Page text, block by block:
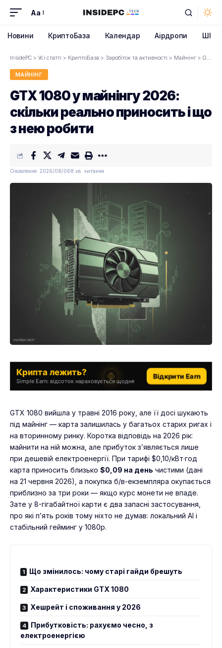
Font
Aa
Новини КриптоБаза Календар Аірдропи ШІ
InsidePC > Усі статті > КриптоБаза > Заробіток та активності > Майнінг > GTX 1080 у майнінгу 2026: скільки реально приносить і що з нею робити
МАЙНІНГ
GTX 1080 у майнінгу 2026:
скільки реально приносить і що
з нею робити
Оновлення: 2026/08/068 хв. читання
Крипта лежить?
Simple Earn: відсоток нараховується щодня
Відкрити Earn
GTX 1080 вийшла у травні 2016 року, але її досі шукають
під майнінг — карта залишилась у багатьох старих ригах і
на вторинному ринку. Коротка відповідь на 2026 рік:
майнити на ній можна, але прибуток з’являється лише
при дешевій електроенергії. При тарифі $0,10/кВт·год
карта приносить близько $0,09 на день чистими (дані
на 21 червня 2026), а покупка б/в-екземпляра окупається
приблизно за три роки — якщо курс монети не впаде.
Зате у 8-гігабайтної карти є два запасні застосування,
про які п’ять років тому ніхто не думав: локальний AI і
стабільний гейминг у 1080p.
Що змінилось: чому старі гайди брешуть
Характеристики GTX 1080
Хешрейт і споживання у 2026
Прибутковість: рахуємо чесно, з
електроенергією